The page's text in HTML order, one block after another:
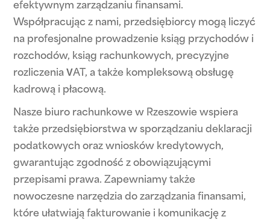
efektywnym zarządzaniu finansami.
Współpracując z nami, przedsiębiorcy mogą liczyć
na profesjonalne prowadzenie ksiąg przychodów i
rozchodów, ksiąg rachunkowych, precyzyjne
rozliczenia VAT, a także kompleksową obsługę
kadrową i płacową.
Nasze biuro rachunkowe w Rzeszowie wspiera
także przedsiębiorstwa w sporządzaniu deklaracji
podatkowych oraz wniosków kredytowych,
gwarantując zgodność z obowiązującymi
przepisami prawa. Zapewniamy także
nowoczesne narzędzia do zarządzania finansami,
które ułatwiają fakturowanie i komunikację z